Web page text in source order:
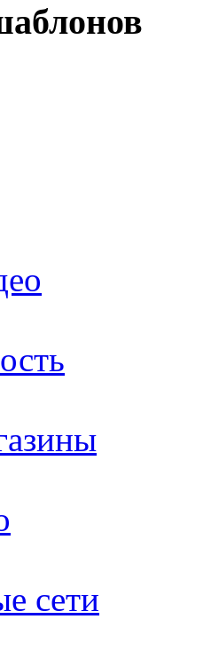
сети